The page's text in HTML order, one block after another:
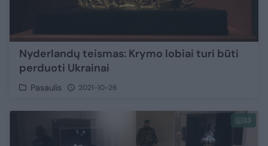
Nyderlandų teismas: Krymo lobiai turi būti
perduoti Ukrainai
Pasaulis 2021-10-26
33